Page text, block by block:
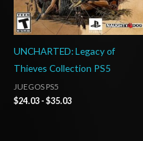
UNCHARTED: Legacy of
Thieves Collection PS5
JUEGOS PS5
$24.03 - $35.03